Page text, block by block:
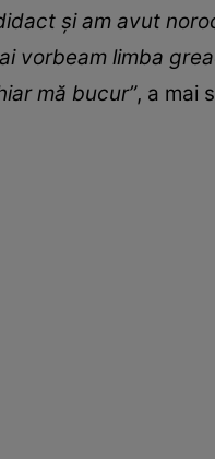
și am avut
vorbeam limba
mă bucur”, a mai